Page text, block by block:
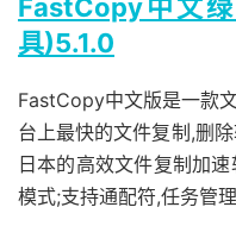
FastCopy中文
具)5.1.0
FastCopy中文版是一款
台上最快的文件复制,删
日本的高效文件复制加
模式;支持通配符,任务管